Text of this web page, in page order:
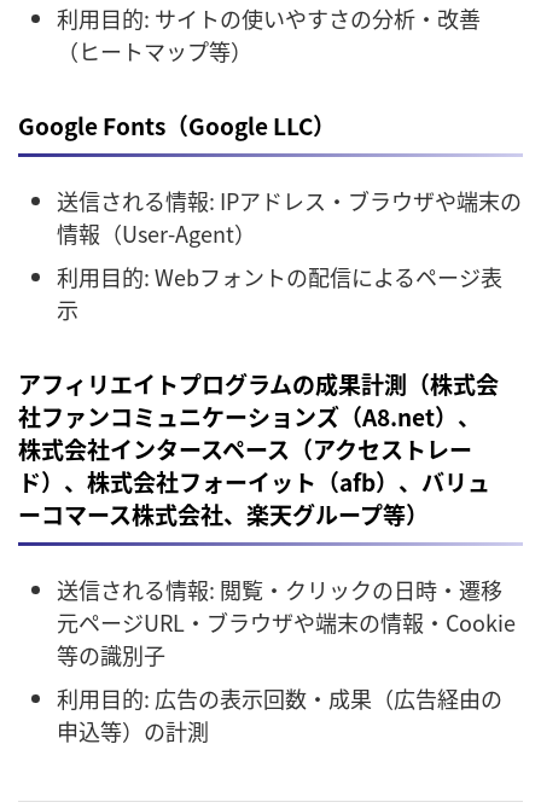
利用目的: サイトの使いやすさの分析・改善
（ヒートマップ等）
Google Fonts（Google LLC）
送信される情報: IPアドレス・ブラウザや端末の
情報（User-Agent）
利用目的: Webフォントの配信によるページ表
示
アフィリエイトプログラムの成果計測（株式会
社ファンコミュニケーションズ（A8.net）、
株式会社インタースペース（アクセストレー
ド）、株式会社フォーイット（afb）、バリュ
ーコマース株式会社、楽天グループ等）
送信される情報: 閲覧・クリックの日時・遷移
元ページURL・ブラウザや端末の情報・Cookie
等の識別子
利用目的: 広告の表示回数・成果（広告経由の
申込等）の計測